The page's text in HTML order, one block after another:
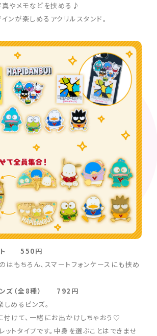
真やメモなどを挟める♪
ンが楽しめるアクリルスタンド。
ト 550円
はもちろん、スマートフォンケースにも挟め
ンズ（全8種） 792円
めるピンズ。
付けて、一緒にお出かけしちゃおう♡
トタイプです。中身を選ぶことはできませ